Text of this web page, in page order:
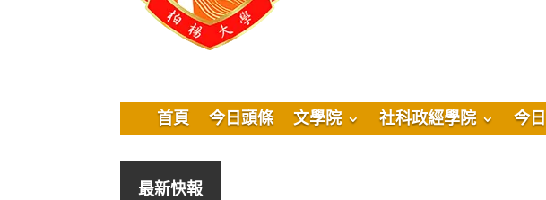
首頁 今日頭條 文學院 社科政經學院 今
最新快報